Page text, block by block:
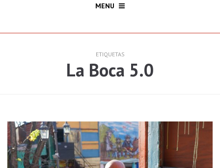
MENU
ETIQUETAS
La Boca 5.0